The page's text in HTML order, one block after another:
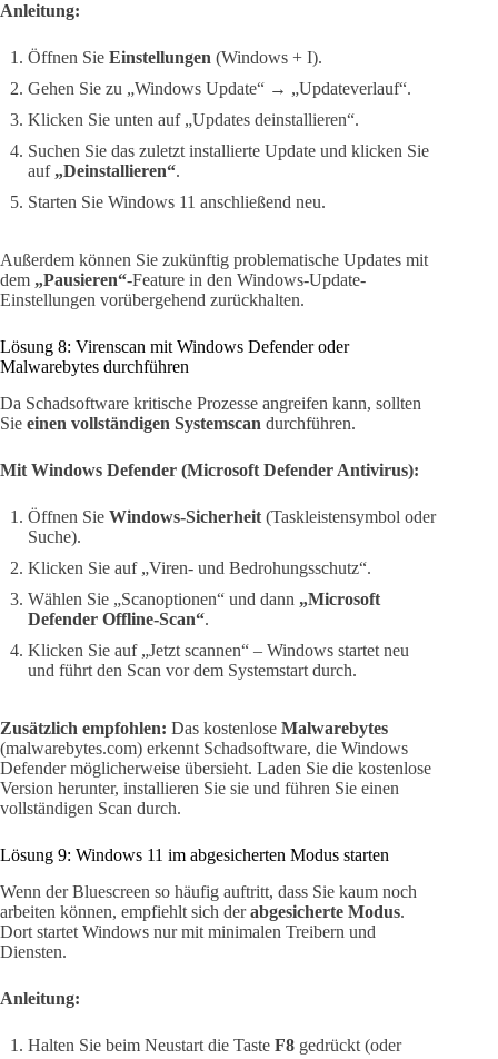
Anleitung:
Öffnen Sie Einstellungen (Windows + I).
Gehen Sie zu „Windows Update“ → „Updateverlauf“.
Klicken Sie unten auf „Updates deinstallieren“.
Suchen Sie das zuletzt installierte Update und klicken Sie
auf „Deinstallieren“.
Starten Sie Windows 11 anschließend neu.
Außerdem können Sie zukünftig problematische Updates mit
dem „Pausieren“-Feature in den Windows-Update-
Einstellungen vorübergehend zurückhalten.
Lösung 8: Virenscan mit Windows Defender oder
Malwarebytes durchführen
Da Schadsoftware kritische Prozesse angreifen kann, sollten
Sie einen vollständigen Systemscan durchführen.
Mit Windows Defender (Microsoft Defender Antivirus):
Öffnen Sie Windows-Sicherheit (Taskleistensymbol oder
Suche).
Klicken Sie auf „Viren- und Bedrohungsschutz“.
Wählen Sie „Scanoptionen“ und dann „Microsoft
Defender Offline-Scan“.
Klicken Sie auf „Jetzt scannen“ – Windows startet neu
und führt den Scan vor dem Systemstart durch.
Zusätzlich empfohlen: Das kostenlose Malwarebytes
(malwarebytes.com) erkennt Schadsoftware, die Windows
Defender möglicherweise übersieht. Laden Sie die kostenlose
Version herunter, installieren Sie sie und führen Sie einen
vollständigen Scan durch.
Lösung 9: Windows 11 im abgesicherten Modus starten
Wenn der Bluescreen so häufig auftritt, dass Sie kaum noch
arbeiten können, empfiehlt sich derabgesicherte Modus.
Dort startet Windows nur mit minimalen Treibern und
Diensten.
Anleitung:
Halten Sie beim Neustart die Taste F8 gedrückt (oder